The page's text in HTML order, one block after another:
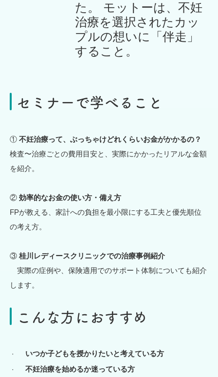
た。 モットーは、不妊
治療を選択されたカッ
プルの想いに「伴走」
すること。
セミナーで学べること
① 不妊治療って、ぶっちゃけどれくらいお金がかかるの？
検査〜治療ごとの費用目安と、実際にかかったリアルな金額
を紹介。
② 効率的なお金の使い方・備え方
FPが教える、家計への負担を最小限にする工夫と優先順位
の考え方。
③ 桂川レディースクリニックでの治療事例紹介
実際の症例や、保険適用でのサポート体制についても紹介
します。
こんな方におすすめ
いつか子どもを授かりたいと考えている方
不妊治療を始めるか迷っている方